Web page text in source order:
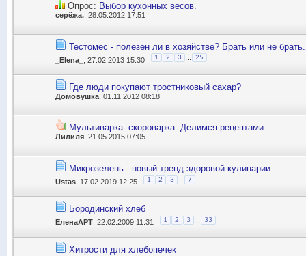
Опрос: Выбор кухонных весов.
серёжа. , 28.05.2012 17:51
Тестомес - полезен ли в хозяйстве? Брать или не
_Elena_ , 27.02.2013 15:30 1 2 3 25
Где люди покупают тростниковый сахар?
Домовушка , 01.11.2012 08:18
Мультиварка- скороварка. Делимся рецептами.
Лилиля, 21.05.2015 07:05
Микрозелень - новый тренд здоровой кулинарии
Ustas , 17.02.2019 12:25 1 2 3 7
Бородинский хлеб
ЕленаАРТ , 22.02.2009 11:31 1 2 3 33
Хитрости для хлебопечек